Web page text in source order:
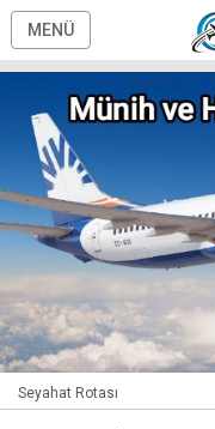
MENÜ
Seyahat Rotası